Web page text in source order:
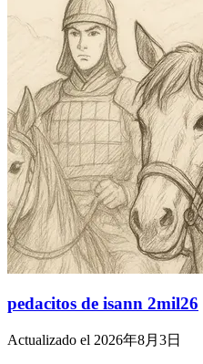
pedacitos de isann 2mil26
Actualizado el 2026年8月3日